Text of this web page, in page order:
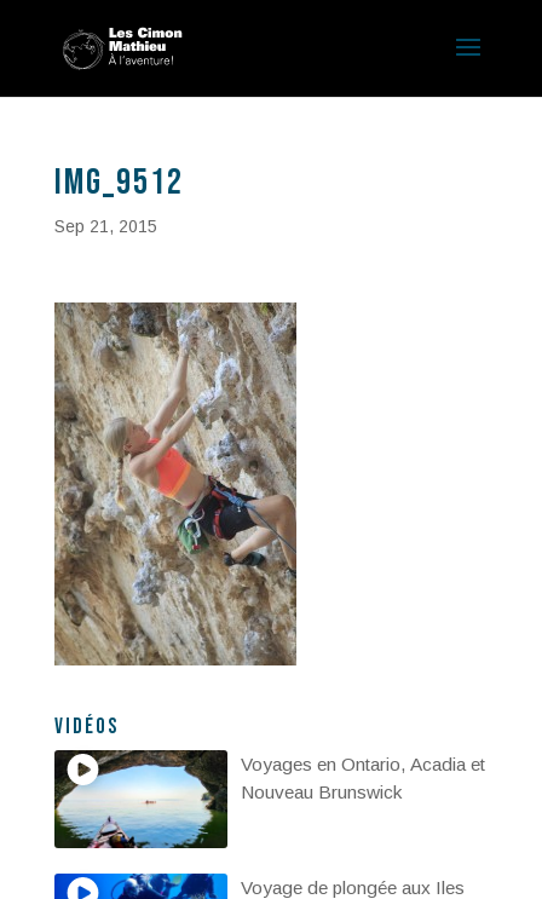
IMG_9512
Sep 21, 2015
Vidéos
Voyages en Ontario, Acadia et
Nouveau Brunswick
Voyage de plongée aux Iles